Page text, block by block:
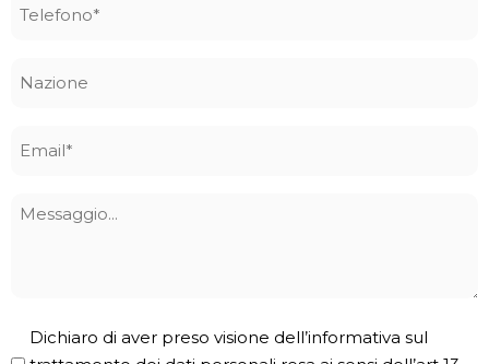
Messaggio
Privacy
Dichiaro di aver preso visione dell’informativa sul